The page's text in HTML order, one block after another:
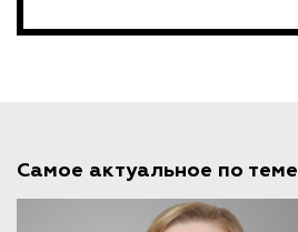
Самое актуальное по теме